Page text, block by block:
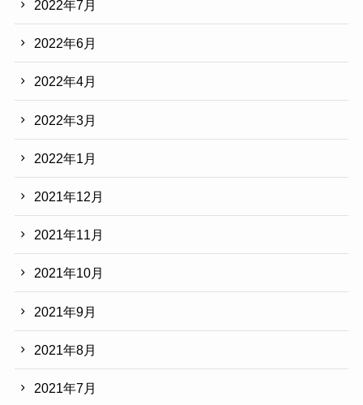
2022年7月
2022年6月
2022年4月
2022年3月
2022年1月
2021年12月
2021年11月
2021年10月
2021年9月
2021年8月
2021年7月